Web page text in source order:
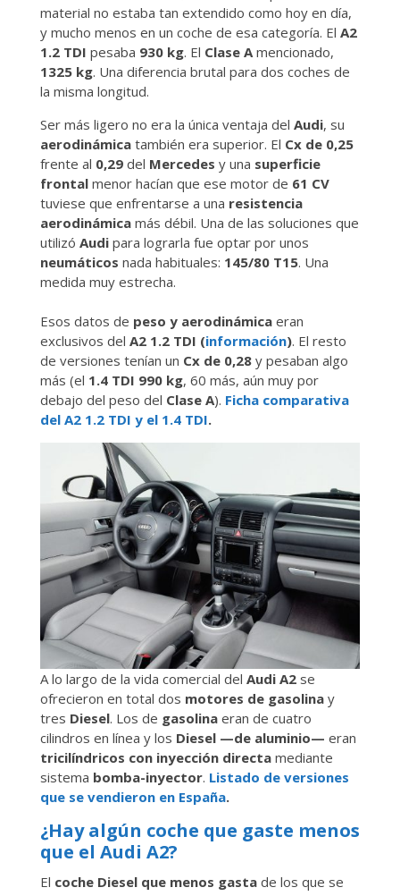
material no estaba tan extendido como hoy en día,
y mucho menos en un coche de esa categoría. El A2
1.2 TDI pesaba 930 kg. El Clase Amencionado,
1325 kg. Una diferencia brutal para dos coches de
la misma longitud.
Ser más ligero no era la única ventaja del Audi, su
aerodinámicatambién era superior. El Cx de 0,25
frente al 0,29del Mercedes y una superficie
frontalmenor hacían que ese motor de 61 CV
tuviese que enfrentarse a una resistencia
aerodinámicamás débil. Una de las soluciones que
utilizó Audipara lograrla fue optar por unos
neumáticos nada habituales: 145/80 T15. Una
medida muy estrecha.
Esos datos de peso y aerodinámicaeran
exclusivos del A2 1.2 TDI (información). El resto
de versiones tenían un Cx de 0,28y pesaban algo
más (el 1.4 TDI 990 kg, 60 más, aún muy por
debajo del peso del Clase A). Ficha comparativa
del A2 1.2 TDI y el 1.4 TDI.
A lo largo de la vida comercial del Audi A2se
ofrecieron en total dos motores de gasolinay
tres Diesel. Los de gasolinaeran de cuatro
cilindros en línea y los Diesel —de aluminio— eran
tricilíndricos con inyección directamediante
sistema bomba-inyector. Listado de versiones
que se vendieron en España.
¿Hay algún coche que gaste menos
que el Audi A2?
El coche Diesel que menos gastade los que se